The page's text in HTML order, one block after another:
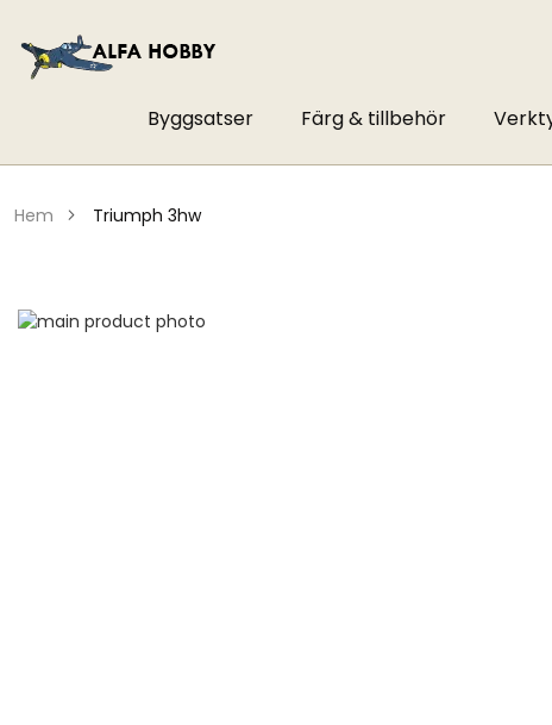
Byggsatser Färg & tillbehör
hem triumph 3hw
Hoppa